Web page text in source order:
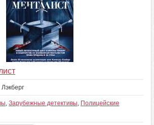
, Зарубежные детективы, Полицейские